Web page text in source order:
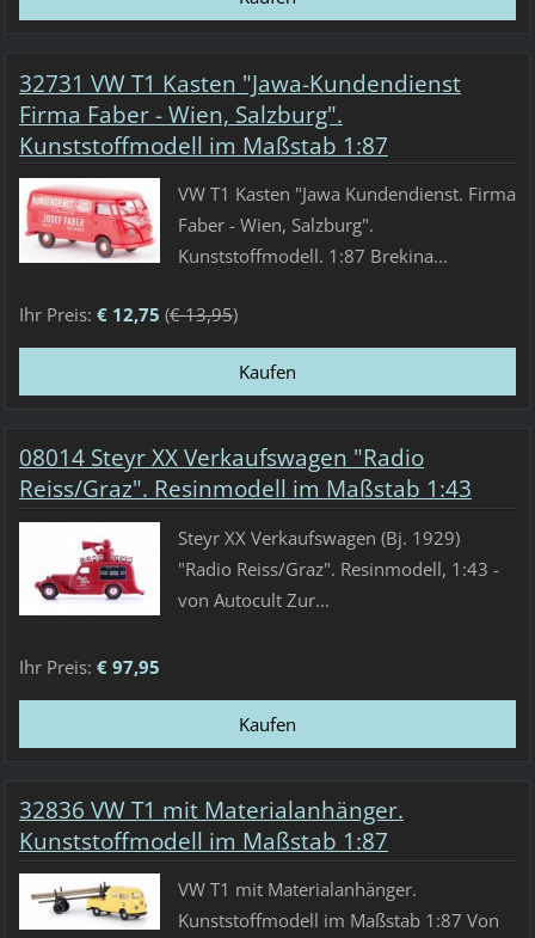
32731 VW T1 Kasten "Jawa-Kundendienst
Firma Faber - Wien, Salzburg".
Kunststoffmodell im Maßstab 1:87
VW T1 Kasten "Jawa Kundendienst. Firma
Faber - Wien, Salzburg".
Kunststoffmodell. 1:87 Brekina...
Ihr Preis: € 12,75 (€ 13,95)
08014 Steyr XX Verkaufswagen "Radio
Reiss/Graz". Resinmodell im Maßstab 1:43
Steyr XX Verkaufswagen (Bj. 1929)
"Radio Reiss/Graz". Resinmodell, 1:43 -
von Autocult Zur...
Ihr Preis: € 97,95
32836 VW T1 mit Materialanhänger.
Kunststoffmodell im Maßstab 1:87
VW T1 mit Materialanhänger.
Kunststoffmodell im Maßstab 1:87 Von